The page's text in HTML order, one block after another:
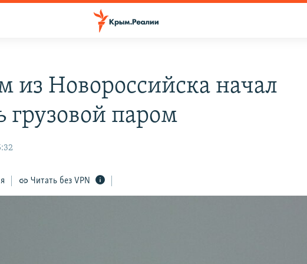
из Новороссийска начал
грузовой паром
Читать без VPN